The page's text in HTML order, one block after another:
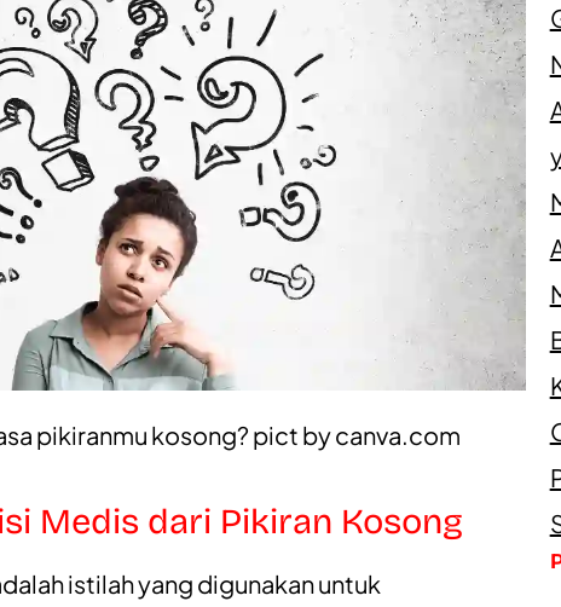
pikiranmu kosong? pict bycanva.com
Medis dari Pikiran Kosong
istilah yang digunakan untuk